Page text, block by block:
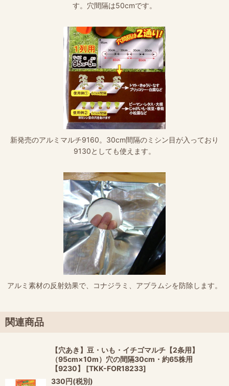
す。穴間隔は50cmです。
新発売のアルミマルチ9160。30cm間隔のミシン目が入っており
9130としても使えます。
アルミ素材の反射効果で、コナジラミ、アブラムシを防除します。
関連商品
【穴あき】豆・いも・イチゴマルチ【2条用】
（95cm×10m）穴の間隔30cm・約65株用
【9230】
[TKK-FOR18233]
330円(税別)